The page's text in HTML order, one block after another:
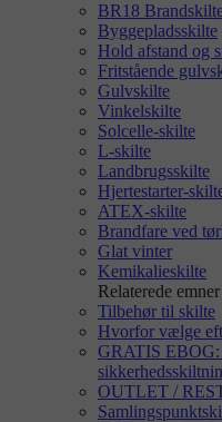
BR18
Byggepladsskilte
Hold afstand og
Fritstående
Gulvskilte
Vinkelskilte
Solcelle-skilte
L-skilte
Landbrugsskilte
Hjertestarter-
ATEX-skilte
Brandfare ved
Glat vinter
Kemikalieskilte
Relaterede emner
Tilbehør til skilte
Hvorfor vælge
GRATIS EBOG:
OUTLET /